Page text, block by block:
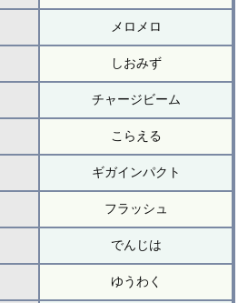
メロメロ
しおみず
チャージビーム
こらえる
ギガインパクト
フラッシュ
でんじは
ゆうわく